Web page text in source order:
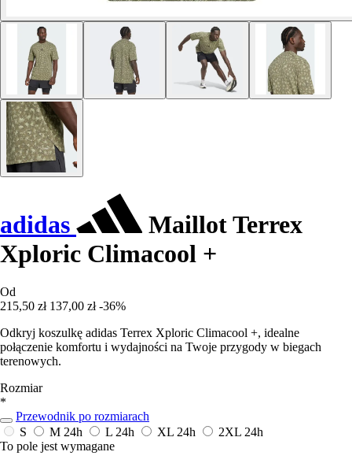
adidas
Maillot Terrex
Xploric Climacool +
Od
215,50 zł 137,00 zł -36%
Odkryj koszulkę adidas Terrex Xploric Climacool +, idealne
połączenie komfortu i wydajności na Twoje przygody w biegach
terenowych.
Rozmiar
*
Przewodnik po rozmiarach
S
M 24h L 24h XL 24h 2XL 24h
To pole jest wymagane